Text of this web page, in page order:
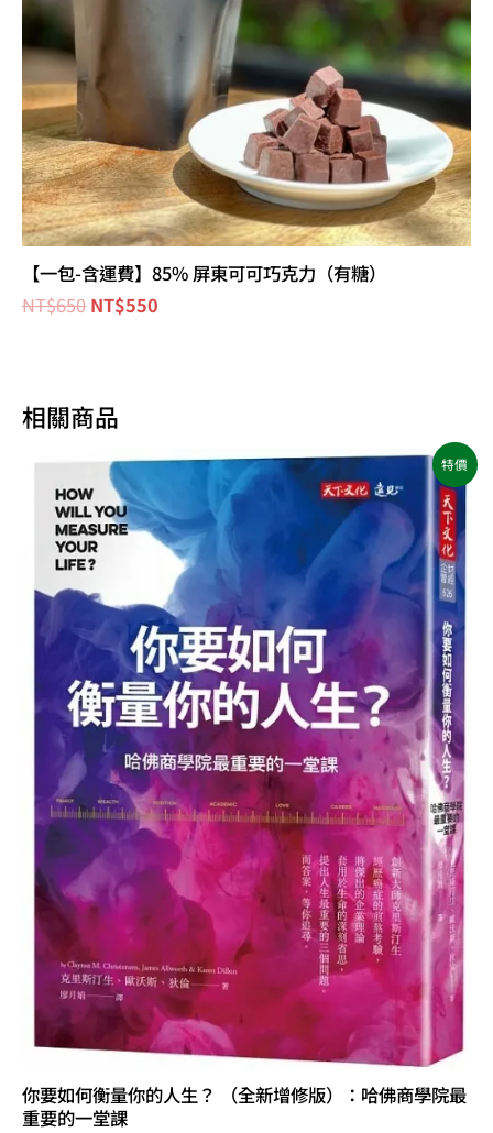
【一包-含運費】85% 屏東可可巧克力（有糖）
NT$650 NT$550
相關商品
特價
你要如何衡量你的人生？ （全新增修版）：哈佛商學院最
重要的一堂課
原
始
價
格：
NT$450。
目
價
格：
NT$356。